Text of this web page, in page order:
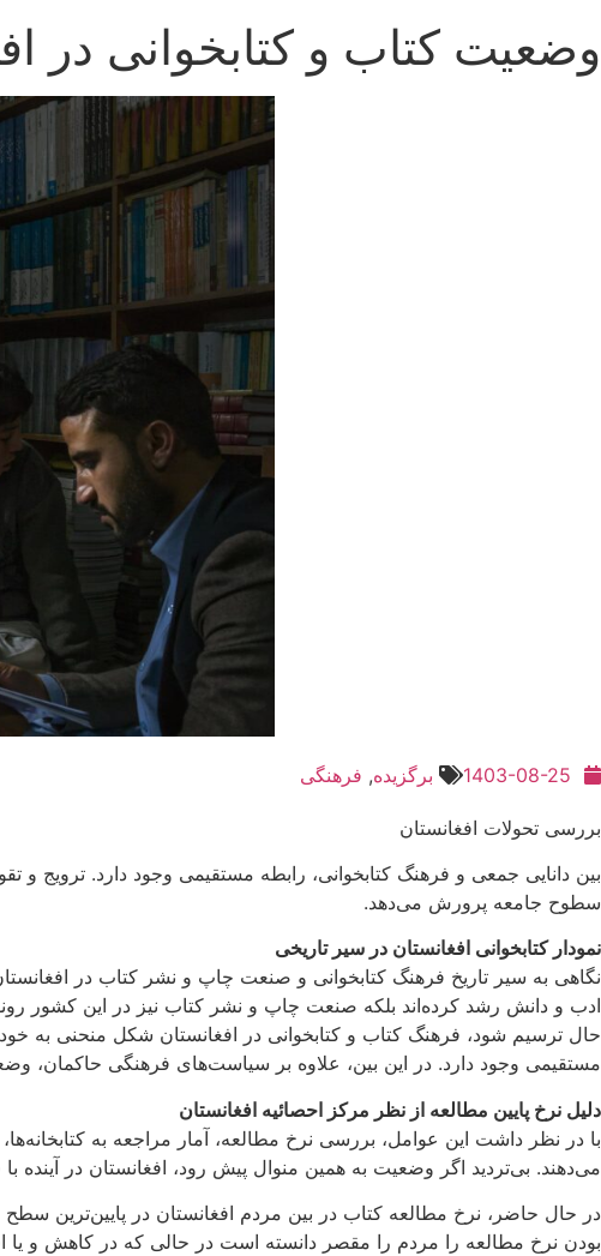
وضعیت کتاب و کتابخوانی در
1403-08-25 برگزیده, فرهنگی
بررسی تحولات افغانستان
بین دانایی جمعی و فرهنگ کتابخوانی، رابطه مستقیمی وجود دارد. ترویج
سطوح جامعه پرورش می‌دهد.
نمودار کتابخوانی افغانستان در سیر تاریخی
نگاهی به سیر تاریخ فرهنگ کتابخوانی و صنعت چاپ و نشر کتاب در
ادب و دانش رشد کرده‌اند بلکه صنعت چاپ و نشر کتاب نیز در این کشور رونق
حال ترسیم شود، فرهنگ کتاب و کتابخوانی در افغانستان شکل منحنی به
مستقیمی وجود دارد. در این بین، علاوه بر سیاست‌های فرهنگی حاکمان،
دلیل نرخ پایین مطالعه از نظر مرکز احصائیه افغانستان
با در نظر داشت این عوامل، بررسی نرخ مطالعه، آمار مراجعه به
می‌دهند. بی‌تردید اگر وضعیت به همین منوال پیش رود، افغانستان در آینده
در حال حاضر، نرخ مطالعه کتاب در بین مردم افغانستان در پایین‌ترین
بودن نرخ مطالعه را مردم را مقصر دانسته است در حالی که در کاهش و